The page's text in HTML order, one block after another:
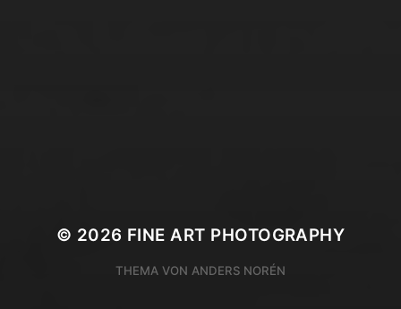
© 2026 FINE ART PHOTOGRAPHY
THEMA VON ANDERS NORÉN